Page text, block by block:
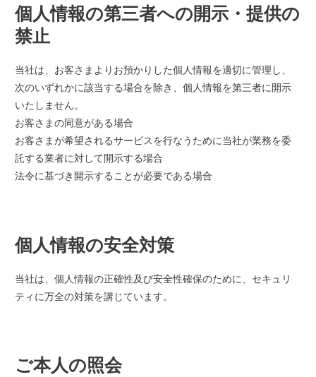
個人情報の第三者への開示・提供の
禁止
当社は、お客さまよりお預かりした個人情報を適切に管理し、
次のいずれかに該当する場合を除き、個人情報を第三者に開示
いたしません。
お客さまの同意がある場合
お客さまが希望されるサービスを行なうために当社が業務を委
託する業者に対して開示する場合
法令に基づき開示することが必要である場合
個人情報の安全対策
当社は、個人情報の正確性及び安全性確保のために、セキュリ
ティに万全の対策を講じています。
ご本人の照会